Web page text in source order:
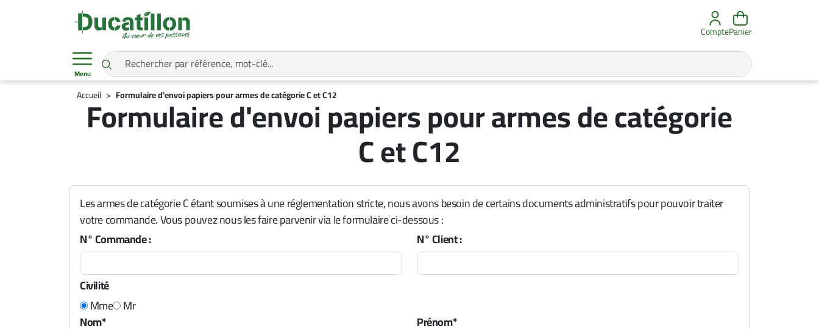
ComptePanier
Menu
Accueil Formulaire d'envoi papiers pour armes de catégorie C et C12
Formulaire d'envoi papiers pour armes de catégorie
C et C12
Les armes de catégorie Cétant soumises à une réglementation stricte, nous avons besoin de certains documents administratifs pour pouvoir traiter
votre commande. Vous pouvez nous les faire parvenir via le formulaire ci-dessous :
N° Commande :
N° Client :
Civilité
Mme
Mr
Nom*
Prénom*